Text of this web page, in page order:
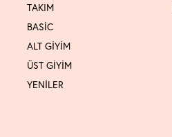
TAKIM
BASİC
ALT GİYİM
ÜST GİYİM
YENİLER